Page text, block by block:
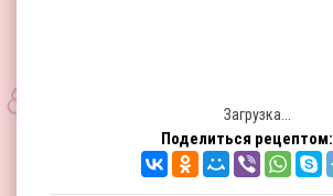
Загрузка...
Поделиться рецептом: